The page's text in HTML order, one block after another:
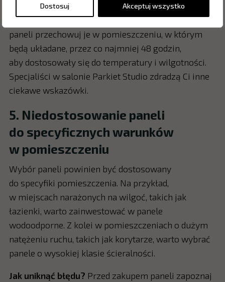
Dostosuj Akceptuj wszystko
Jak uniknąć błędu?
Upewnij się, że podłoże jest
czyste, suche, równe i stabilne. Przed montażem
paneli przechowuj je w pomieszczeniu, w którym
będą układane, przez co najmniej 48 godzin,
aby dostosowały się do temperatury i wilgotności.
Specjaliści w salonie Parkiet Studio zdradzą Ci inne
ciekawe wskazówki.
5. Niedostosowanie paneli
do specyficznych warunków
w pomieszczeniu
Wybór paneli powinien być dostosowany
do specyfiki pomieszczenia. Na przykład,
w miejscach narażonych na wilgoć, takich jak
łazienki, warto zainwestować w panele
wodoodporne. Z kolei w pomieszczeniach o dużym
natężeniu ruchu, takich jak korytarze, warto wybrać
panele o wysokiej klasie ścieralności.
Jak uniknąć błędu? Przed zakupem paneli zapoznaj